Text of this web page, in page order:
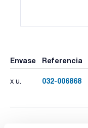
Envase Referencia
x u. 032-006868